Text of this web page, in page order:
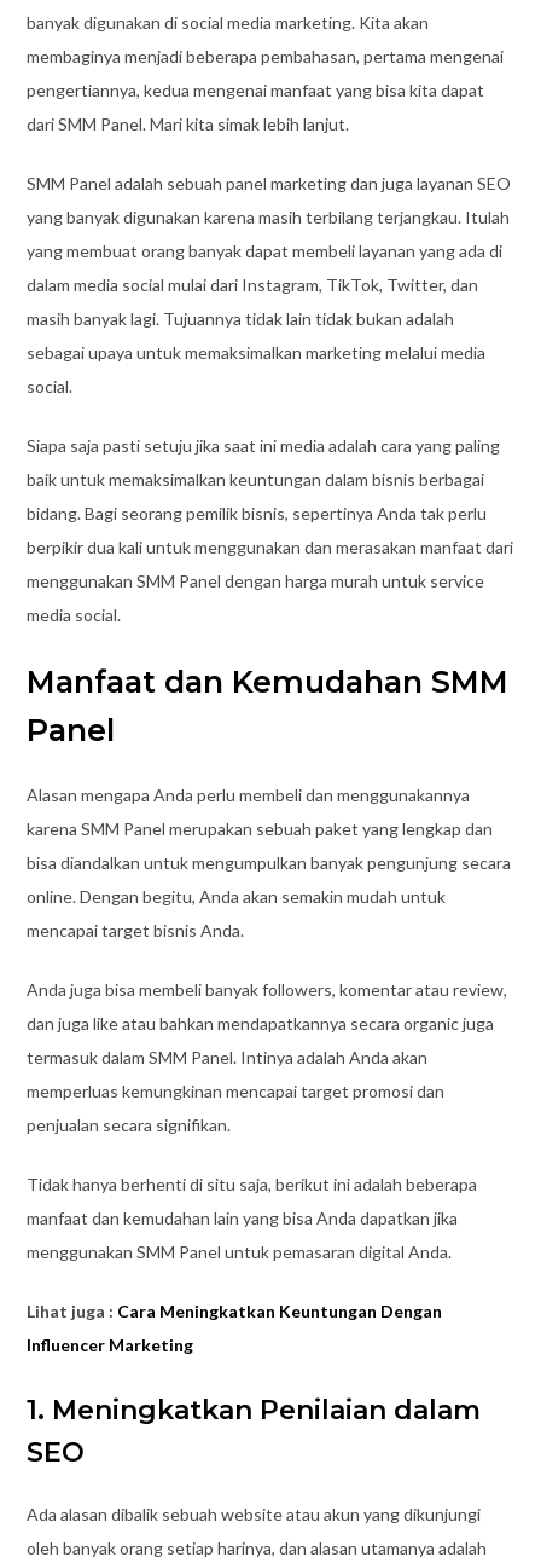
banyak digunakan di social media marketing. Kita akan
membaginya menjadi beberapa pembahasan, pertama mengenai
pengertiannya, kedua mengenai manfaat yang bisa kita dapat
dari SMM Panel. Mari kita simak lebih lanjut.
SMM Panel adalah sebuah panel marketing dan juga layanan SEO
yang banyak digunakan karena masih terbilang terjangkau. Itulah
yang membuat orang banyak dapat membeli layanan yang ada di
dalam media social mulai dari Instagram, TikTok, Twitter, dan
masih banyak lagi. Tujuannya tidak lain tidak bukan adalah
sebagai upaya untuk memaksimalkan marketing melalui media
social.
Siapa saja pasti setuju jika saat ini media adalah cara yang paling
baik untuk memaksimalkan keuntungan dalam bisnis berbagai
bidang. Bagi seorang pemilik bisnis, sepertinya Anda tak perlu
berpikir dua kali untuk menggunakan dan merasakan manfaat dari
menggunakan SMM Panel dengan harga murah untuk service
media social.
Manfaat dan Kemudahan SMM
Panel
Alasan mengapa Anda perlu membeli dan menggunakannya
karena SMM Panel merupakan sebuah paket yang lengkap dan
bisa diandalkan untuk mengumpulkan banyak pengunjung secara
online. Dengan begitu, Anda akan semakin mudah untuk
mencapai target bisnis Anda.
Anda juga bisa membeli banyak followers, komentar atau review,
dan juga like atau bahkan mendapatkannya secara organic juga
termasuk dalam SMM Panel. Intinya adalah Anda akan
memperluas kemungkinan mencapai target promosi dan
penjualan secara signifikan.
Tidak hanya berhenti di situ saja, berikut ini adalah beberapa
manfaat dan kemudahan lain yang bisa Anda dapatkan jika
menggunakan SMM Panel untuk pemasaran digital Anda.
Lihat juga : Cara Meningkatkan Keuntungan Dengan
Influencer Marketing
1. Meningkatkan Penilaian dalam
SEO
Ada alasan dibalik sebuah website atau akun yang dikunjungi
oleh banyak orang setiap harinya, dan alasan utamanya adalah